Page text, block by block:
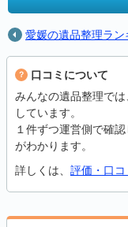
愛媛の遺品整理ラン
口コミについて
みんなの遺品整理で
しています。
１件ずつ運営側で確
がわかります。
詳しくは、 評価・口